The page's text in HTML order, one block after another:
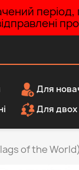
Для
Для двох
of the